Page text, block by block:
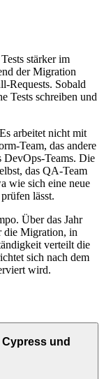
stärker im
der Migration
Requests. Sobald
Tests schreiben und
arbeitet nicht mit
Team, das andere
DevOps-Teams. Die
das QA-Team
wie sich eine neue
lässt.
Über das Jahr
die Migration, in
verteilt die
sich nach dem
wird.
und